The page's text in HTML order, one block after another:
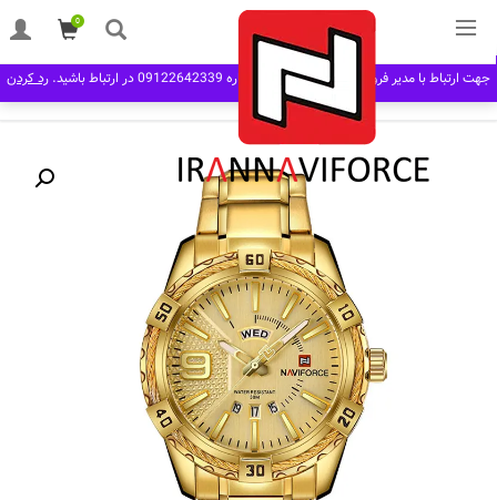
0
خانه مردانه man بند فلزی
ساعت مچی مردانه نیوی فورس Naviforce NF 9117
G/G
جهت ارتباط با مدیر فروش در نرم افزار بله به شماره 09122642339 در ارتباط باشید. رد کردن